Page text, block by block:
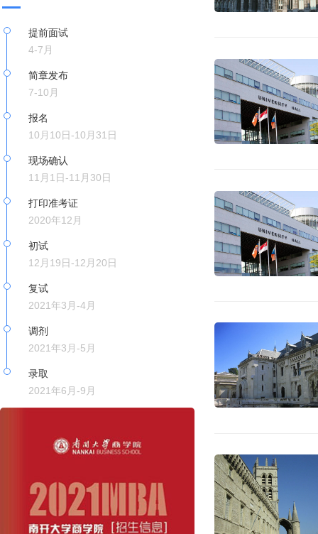
提前面试
4-7月
简章发布
7-10月
报名
10月10日-10月31日
现场确认
11月1日-11月30日
打印准考证
2020年12月
初试
12月19日-12月20日
复试
2021年3月-4月
调剂
2021年3月-5月
录取
2021年6月-9月